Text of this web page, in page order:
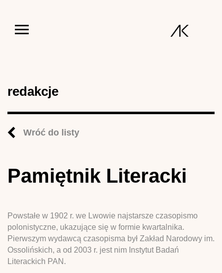
redakcje
Wróć do listy
Pamiętnik Literacki
Powstałe w 1902 r. we Lwowie najstarsze czasopismo
polonistyczne, ukazujące się w formie kwartalnika.
Pierwszym wydawcą czasopisma był Zakład Narodowy im.
Ossolińskich, a od 2003 r. jest nim Instytut Badań
Literackich PAN.